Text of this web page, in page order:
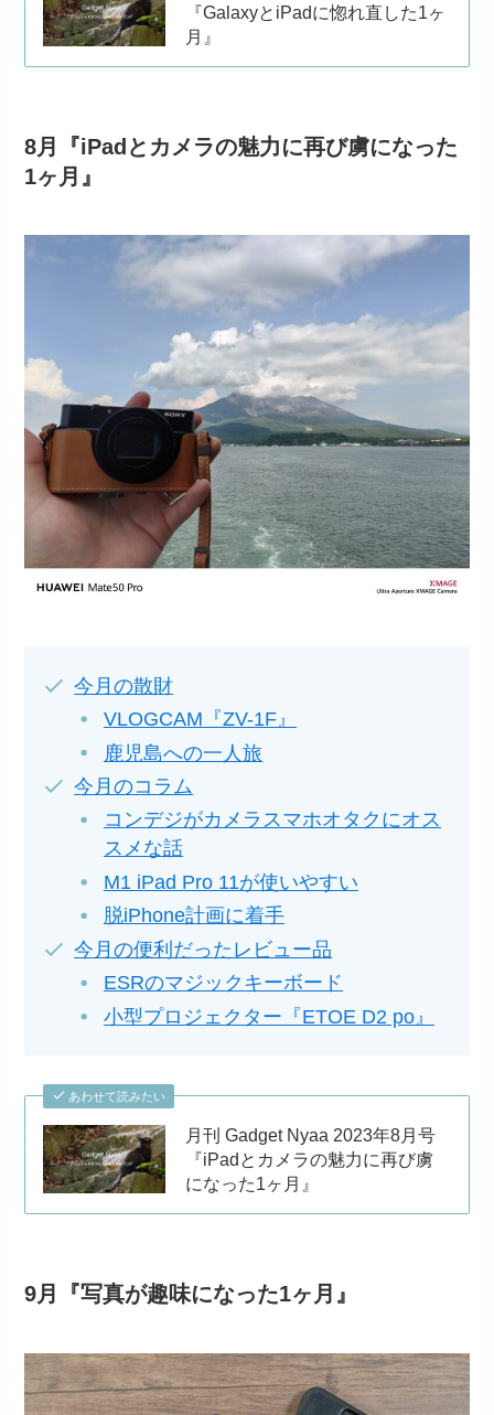
『GalaxyとiPadに惚れ直した1ヶ
月』
8月『iPadとカメラの魅力に再び虜になった
1ヶ月』
今月の散財
VLOGCAM『ZV-1F』
鹿児島への一人旅
今月のコラム
コンデジがカメラスマホオタクにオス
スメな話
M1 iPad Pro 11が使いやすい
脱iPhone計画に着手
今月の便利だったレビュー品
ESRのマジックキーボード
小型プロジェクター『ETOE D2 po』
あわせて読みたい
月刊 Gadget Nyaa 2023年8月号
『iPadとカメラの魅力に再び虜
になった1ヶ月』
9月『写真が趣味になった1ヶ月』